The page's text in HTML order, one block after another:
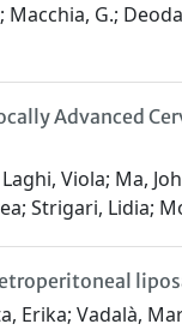
G.;
Advanced
Viola; Ma,
Strigari, Lidia;
Erika; Vadalà,